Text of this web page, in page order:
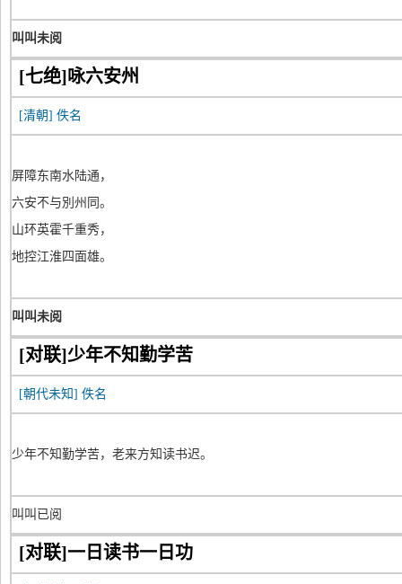
叫叫未阅
[七绝]咏六安州
[清朝] 佚名
屏障东南水陆通，
六安不与別州同。
山环英霍千重秀，
地控江淮四面雄。
叫叫未阅
[对联]少年不知勤学苦
[朝代未知] 佚名
少年不知勤学苦，老来方知读书迟。
叫叫已阅
[对联]一日读书一日功